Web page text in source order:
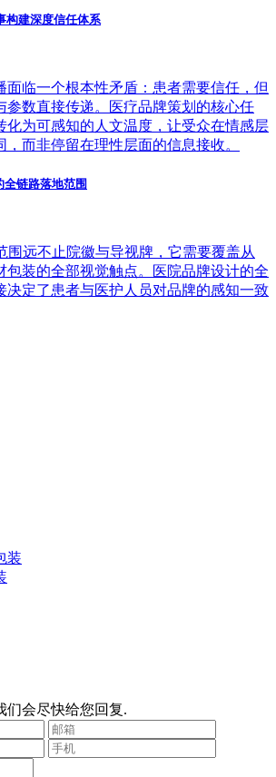
构建深度信任体系
面临一个根本性矛盾：患者需要信任，但
参数直接传递。医疗品牌策划的核心任
化为可感知的人文温度，让受众在情感层
而非停留在理性层面的信息接收。
链路落地范围
围远不止院徽与导视牌，它需要覆盖从
包装的全部视觉触点。医院品牌设计的全
决定了患者与医护人员对品牌的感知一致
们会尽快给您回复.